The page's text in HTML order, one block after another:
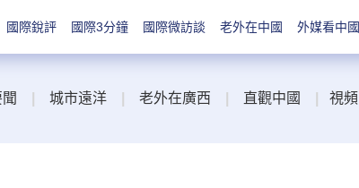
國際銳評 國際3分鐘 國際微訪談 老外在中國 外媒看中國
城市遠洋 老外在廣西 直觀中國 視頻